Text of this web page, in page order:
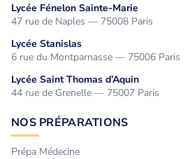
Lycée Fénelon Sainte-Marie
47 rue de Naples — 75008 Paris
Lycée Stanislas
6 rue du Montparnasse — 75006 Paris
Lycée Saint Thomas d’Aquin
44 rue de Grenelle — 75007 Paris
NOS PRÉPARATIONS
Prépa Médecine